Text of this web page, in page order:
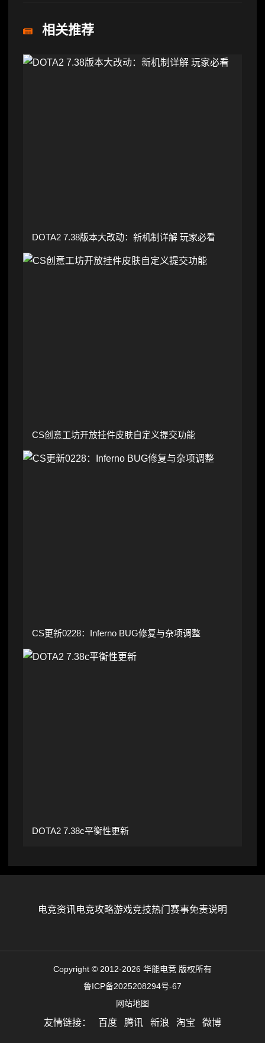
相关推荐
DOTA2 7.38版本大改动：新机制详解 玩家必看
CS创意工坊开放挂件皮肤自定义提交功能
CS更新0228：Inferno BUG修复与杂项调整
DOTA2 7.38c平衡性更新
电竞资讯电竞攻略游戏竞技热门赛事免责说明
Copyright © 2012-2026 华能电竞 版权所有
鲁ICP备2025208294号-67
网站地图
友情链接： 百度 腾讯 新浪 淘宝 微博